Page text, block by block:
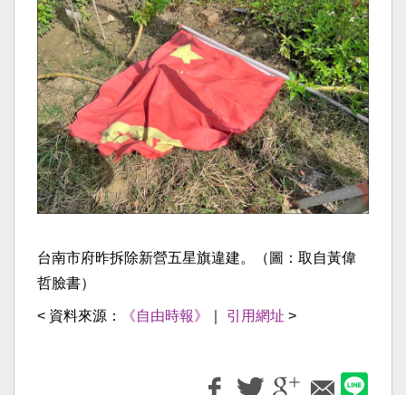
台南市府昨拆除新營五星旗違建。（圖：取自黃偉
哲臉書）
< 資料來源： 《自由時報》 引用網址 >